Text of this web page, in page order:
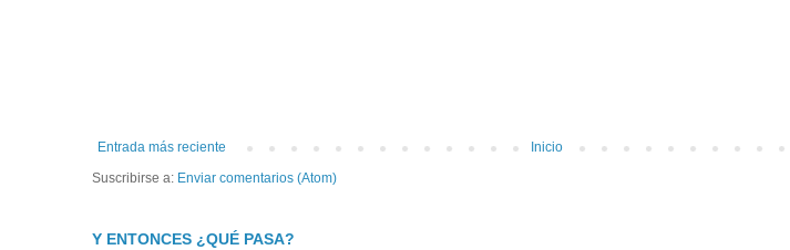
Entrada más reciente
Inicio
Suscribirse a: Enviar comentarios (Atom)
Y ENTONCES ¿QUÉ PASA?